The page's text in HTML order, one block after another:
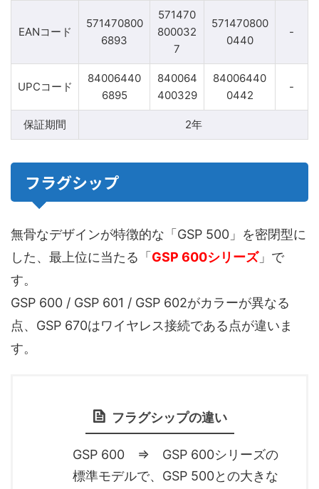
EANコード
571470800
6893
571470
800032
7
571470800
0440
-
UPCコード
84006440
6895
840064
400329
84006440
0442
-
保証期間 2年
フラグシップ
無骨なデザインが特徴的な「GSP 500」を密閉型に
した、最上位に当たる「GSP 600シリーズ」で
す。
GSP 600 / GSP 601 / GSP 602がカラーが異なる
点、GSP 670はワイヤレス接続である点が違いま
す。
フラグシップの違い
GSP 600 ⇒ GSP 600シリーズの
標準モデルで、GSP 500との大きな